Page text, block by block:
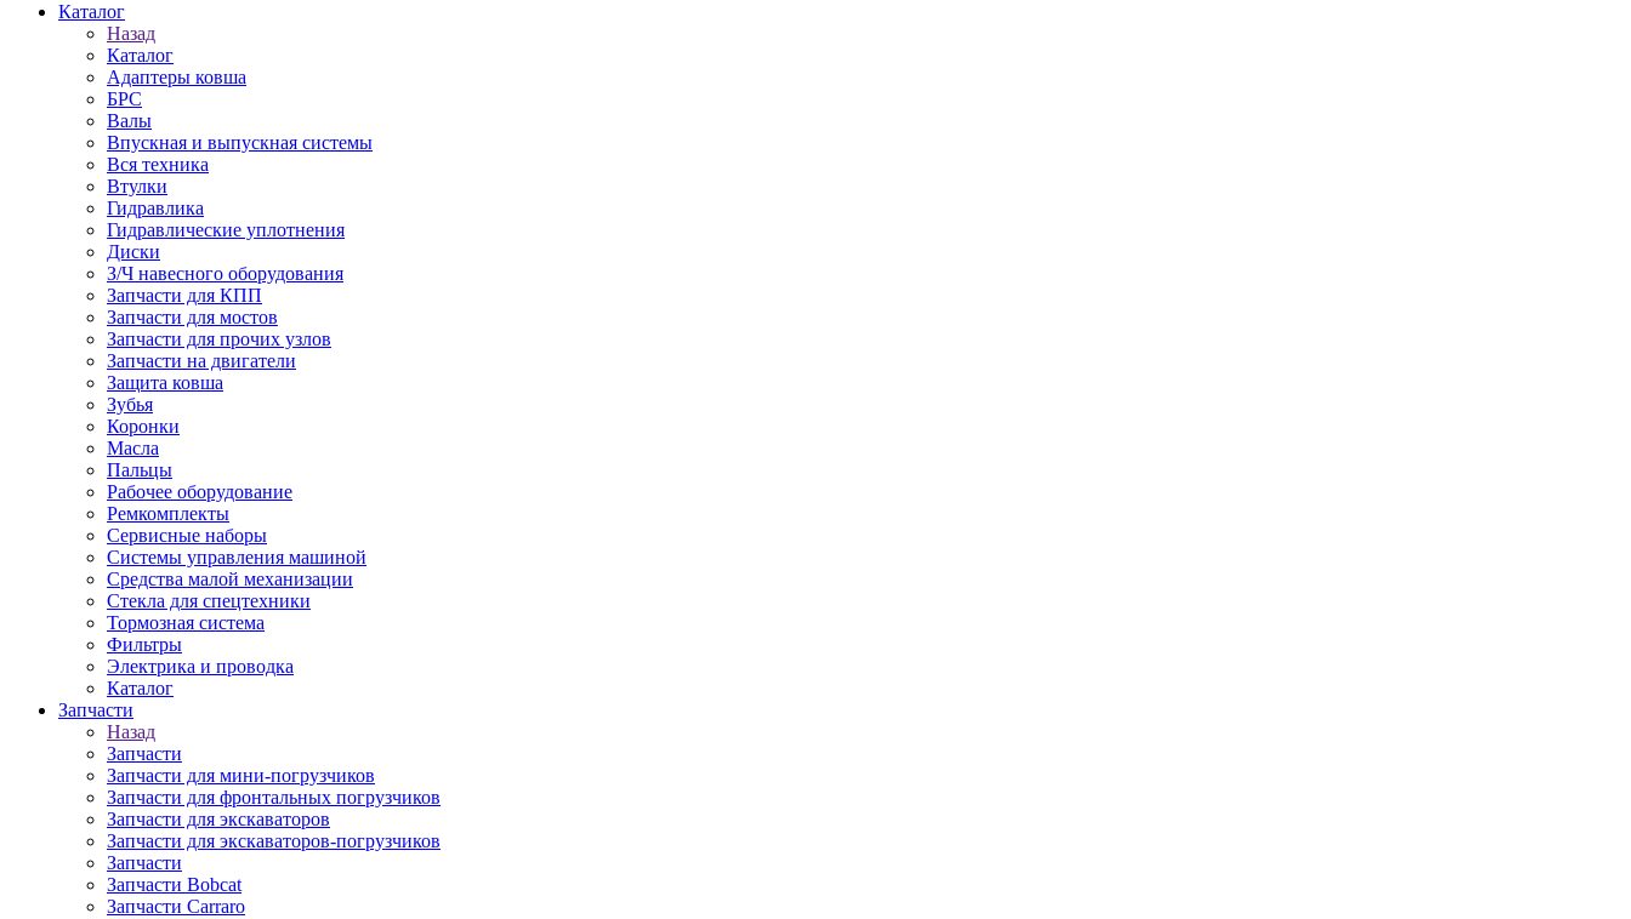
Каталог
Назад
Каталог
Адаптеры ковша
БРС
Валы
Впускная и выпускная системы
Вся техника
Втулки
Гидравлика
Гидравлические уплотнения
Диски
З/Ч навесного оборудования
Запчасти для КПП
Запчасти для мостов
Запчасти для прочих узлов
Запчасти на двигатели
Защита ковша
Зубья
Коронки
Масла
Пальцы
Рабочее оборудование
Ремкомплекты
Сервисные наборы
Системы управления машиной
Средства малой механизации
Стекла для спецтехники
Тормозная система
Фильтры
Электрика и проводка
Каталог
Запчасти
Назад
Запчасти
Запчасти для мини-погрузчиков
Запчасти для фронтальных погрузчиков
Запчасти для экскаваторов
Запчасти для экскаваторов-погрузчиков
Запчасти
Запчасти Bobcat
Запчасти Carraro